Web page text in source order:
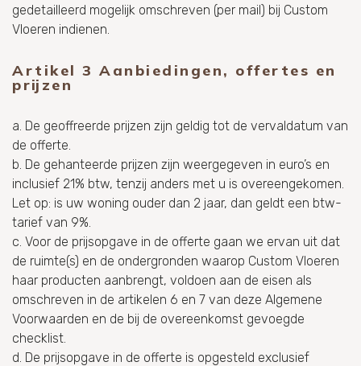
gedetailleerd mogelijk omschreven (per mail) bij Custom
Vloeren indienen.
Artikel 3 Aanbiedingen, offertes en
prijzen
a. De geoffreerde prijzen zijn geldig tot de vervaldatum van
de offerte.
b. De gehanteerde prijzen zijn weergegeven in euro’s en
inclusief 21% btw, tenzij anders met u is overeengekomen.
Let op: is uw woning ouder dan 2 jaar, dan geldt een btw-
tarief van 9%.
c. Voor de prijsopgave in de offerte gaan we ervan uit dat
de ruimte(s) en de ondergronden waarop Custom Vloeren
haar producten aanbrengt, voldoen aan de eisen als
omschreven in de artikelen 6 en 7 van deze Algemene
Voorwaarden en de bij de overeenkomst gevoegde
checklist.
d. De prijsopgave in de offerte is opgesteld exclusief